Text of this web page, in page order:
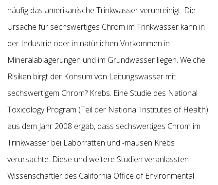
häufig das amerikanische Trinkwasser verunreinigt. Die
Ursache für sechswertiges Chrom im Trinkwasser kann in
der Industrie oder in natürlichen Vorkommen in
Mineralablagerungen und im Grundwasser liegen. Welche
Risiken birgt der Konsum von Leitungswasser mit
sechswertigem Chrom? Krebs. Eine Studie des National
Toxicology Program (Teil der National Institutes of Health)
aus dem Jahr 2008 ergab, dass sechswertiges Chrom im
Trinkwasser bei Laborratten und -mäusen Krebs
verursachte. Diese und weitere Studien veranlassten
Wissenschaftler des California Office of Environmental